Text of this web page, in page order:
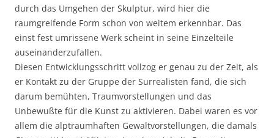
durch das Umgehen der Skulptur, wird hier die
raumgreifende Form schon von weitem erkennbar. Das
einst fest umrissene Werk scheint in seine Einzelteile
auseinanderzufallen.
Diesen Entwicklungsschritt vollzog er genau zu der Zeit, als
er Kontakt zu der Gruppe der Surrealisten fand, die sich
darum bemühten, Traumvorstellungen und das
Unbewußte für die Kunst zu aktivieren. Dabei waren es vor
allem die alptraumhaften Gewaltvorstellungen, die damals